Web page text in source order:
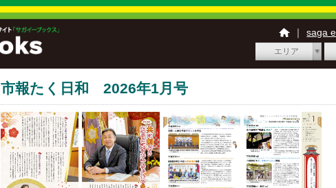
｜ saga
エリア
市報たく日和 2026年1月号